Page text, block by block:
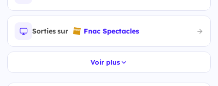
Sorties sur Fnac Spectacles
Voir plus